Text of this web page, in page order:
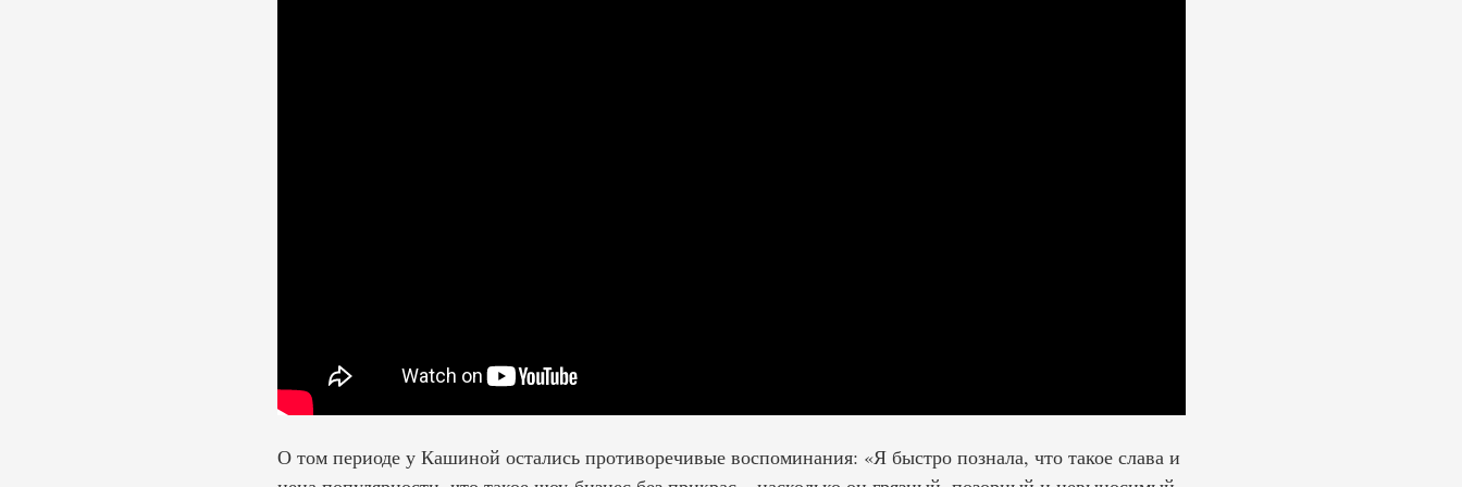
О том периоде у Кашиной остались противоречивые воспоминания: «Я быстро познала, что такое слава и